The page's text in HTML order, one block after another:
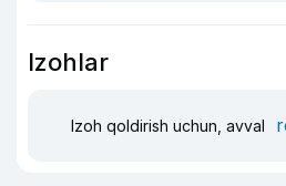
Izohlar
Izoh qoldirish uchun, avval